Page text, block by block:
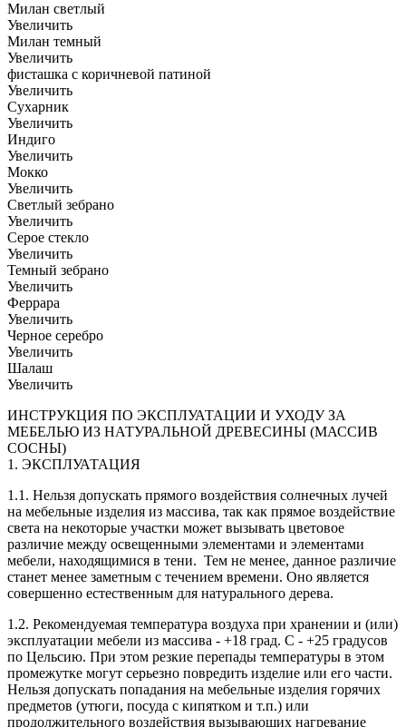
Милан светлый
Увеличить
Милан темный
Увеличить
фисташка с коричневой патиной
Увеличить
Сухарник
Увеличить
Индиго
Увеличить
Мокко
Увеличить
Светлый зебрано
Увеличить
Серое стекло
Увеличить
Темный зебрано
Увеличить
Феррара
Увеличить
Черное серебро
Увеличить
Шалаш
Увеличить
ИНСТРУКЦИЯ ПО ЭКСПЛУАТАЦИИ И УХОДУ ЗА
МЕБЕЛЬЮ ИЗ НАТУРАЛЬНОЙ ДРЕВЕСИНЫ (МАССИВ
СОСНЫ)
1. ЭКСПЛУАТАЦИЯ
1.1. Нельзя допускать прямого воздействия солнечных лучей
на мебельные изделия из массива, так как прямое воздействие
света на некоторые участки может вызывать цветовое
различие между освещенными элементами и элементами
мебели, находящимися в тени. Тем не менее, данное различие
станет менее заметным с течением времени. Оно является
совершенно естественным для натурального дерева.
1.2. Рекомендуемая температура воздуха при хранении и (или)
эксплуатации мебели из массива - +18 град. С - +25 градусов
по Цельсию. При этом резкие перепады температуры в этом
промежутке могут серьезно повредить изделие или его части.
Нельзя допускать попадания на мебельные изделия горячих
предметов (утюги, посуда с кипятком и т.п.) или
продолжительного воздействия вызывающих нагревание